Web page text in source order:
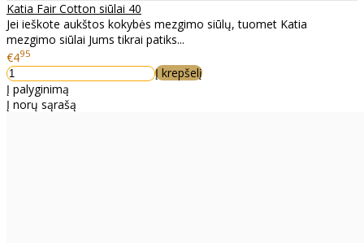
Katia Fair Cotton siūlai 40
Jei ieškote aukštos kokybės mezgimo siūlų, tuomet Katia
mezgimo siūlai Jums tikrai patiks...
€495
Į krepšelį
Į palyginimą
Į norų sąrašą